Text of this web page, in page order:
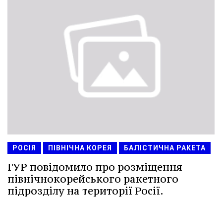
РОСІЯ ПІВНІЧНА КОРЕЯ БАЛІСТИЧНА РАКЕТА
ГУР повідомило про розміщення
північнокорейського ракетного
підрозділу на території Росії.